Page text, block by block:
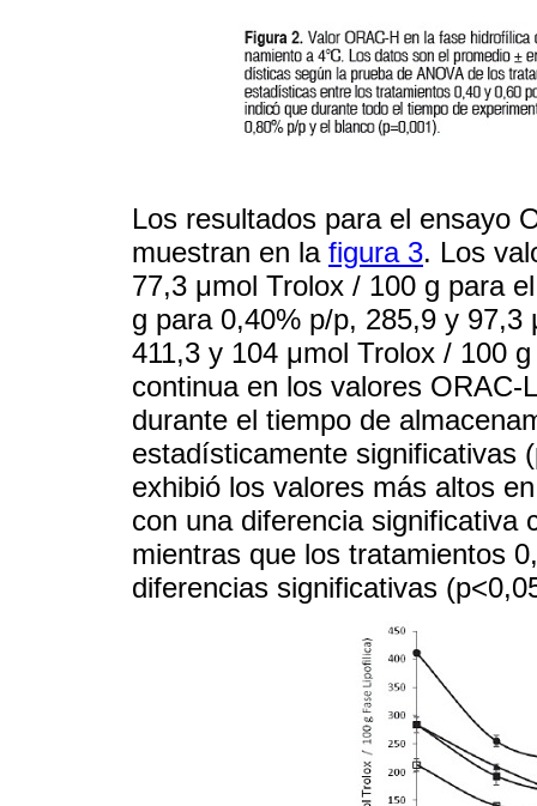
Los resultados para el ensayo
muestran en la figura 3. Los
77,3 μmol Trolox / 100 g para
g para 0,40% p/p, 285,9 y
411,3 y 104 μmol Trolox / 100
continua en los valores
durante el tiempo de
estadísticamente significativas
exhibió los valores más altos
con una diferencia significativa
mientras que los tratamientos
diferencias significativas